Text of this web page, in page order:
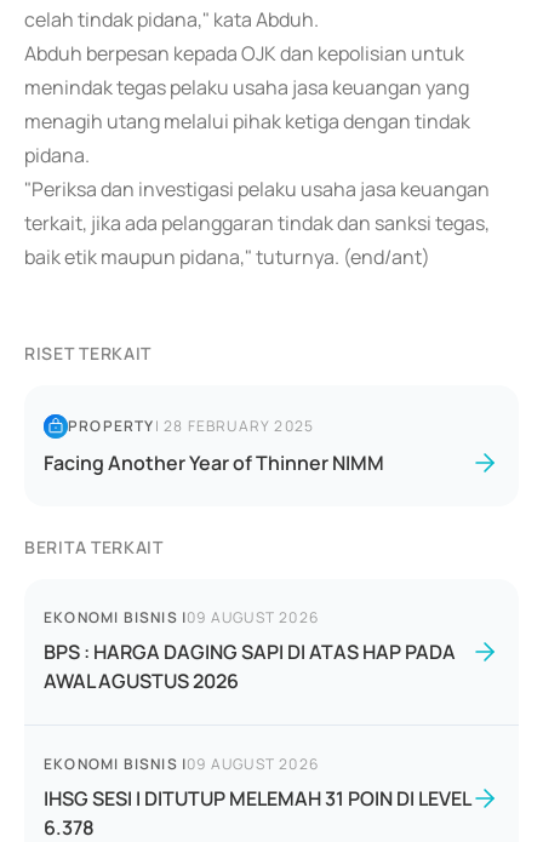
celah tindak pidana," kata Abduh.
Abduh berpesan kepada OJK dan kepolisian untuk
menindak tegas pelaku usaha jasa keuangan yang
menagih utang melalui pihak ketiga dengan tindak
pidana.
"Periksa dan investigasi pelaku usaha jasa keuangan
terkait, jika ada pelanggaran tindak dan sanksi tegas,
baik etik maupun pidana," tuturnya. (end/ant)
RISET TERKAIT
PROPERTY|28 FEBRUARY 2025
Facing Another Year of Thinner NIMM
BERITA TERKAIT
EKONOMI BISNIS |09 AUGUST 2026
BPS : HARGA DAGING SAPI DI ATAS HAP PADA
AWAL AGUSTUS 2026
EKONOMI BISNIS |09 AUGUST 2026
IHSG SESI I DITUTUP MELEMAH 31 POIN DI LEVEL
6.378